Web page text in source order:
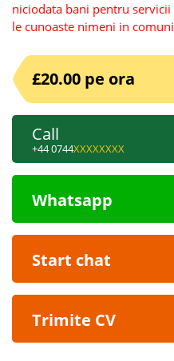
niciodata bani pentru
le cunoaste nimeni in
£20.00 pe ora
Call
+44 0744XXXXXXXX
Whatsapp
Start chat
Trimite CV